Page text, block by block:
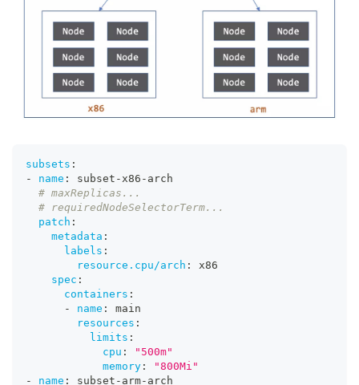
subsets :
-
name : subset -x86 - arch
# maxReplicas...
# requiredNodeSelectorTerm...
patch :
metadata :
labels :
resource.cpu/arch :
x86
spec :
containers :
-
name :
main
resources :
limits :
cpu :
"500m"
memory :
"800Mi"
-
name : subset - arm- arch